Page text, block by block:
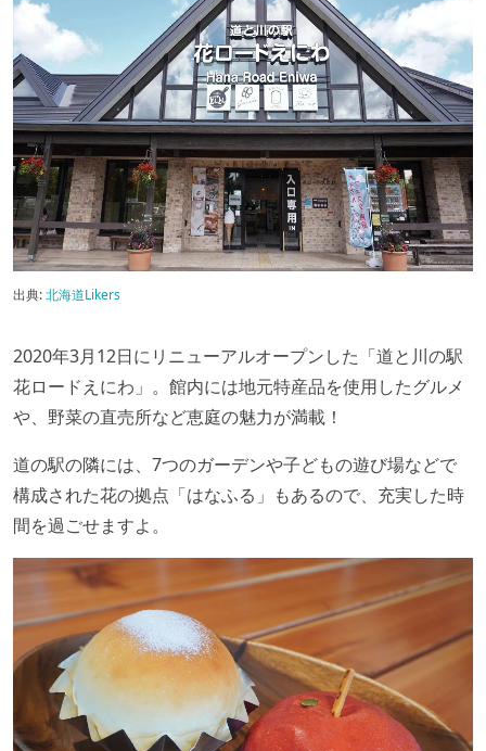
出典:北海道Likers
2020年3月12日にリニューアルオープンした「道と川の駅
花ロードえにわ」。館内には地元特産品を使用したグルメ
や、野菜の直売所など恵庭の魅力が満載！
道の駅の隣には、7つのガーデンや子どもの遊び場などで
構成された花の拠点「はなふる」もあるので、充実した時
間を過ごせますよ。